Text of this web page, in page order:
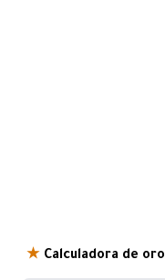
★ Calculadora de oro